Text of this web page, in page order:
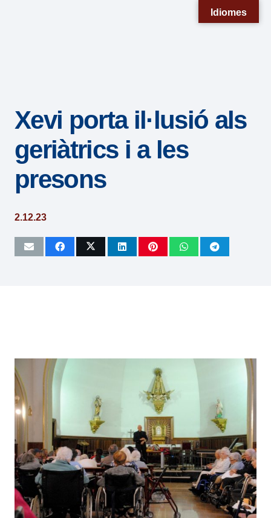
sistema
accesibilidad.
Xevi porta il·lusió als
geriàtrics i a les
presons
2.12.23
Idiomes